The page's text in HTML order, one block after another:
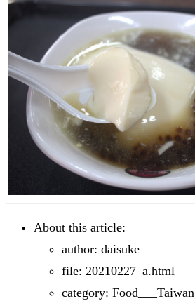
About this article:
author: daisuke
file: 20210227_a.html
category: Food___Taiwan